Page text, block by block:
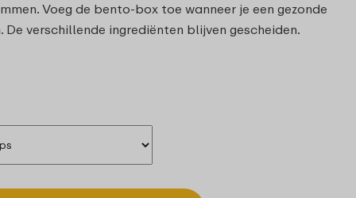
Voeg de bento-box toe wanneer je een gezonde
verschillende ingrediënten blijven gescheiden.